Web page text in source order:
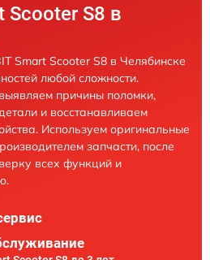
Scooter S8 в
Smart Scooter S8 в Челябинске
любой сложности.
причины поломки,
и восстанавливаем
Используем оригинальные
запчасти, после
всех функций и